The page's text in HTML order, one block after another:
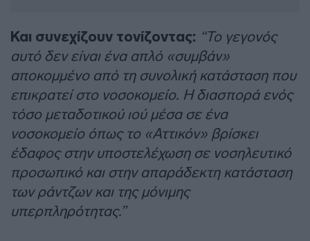
Και συνεχίζουν τονίζοντας: “Το γεγονός
αυτό δεν είναι ένα απλό «συμβάν»
αποκομμένο από τη συνολική κατάσταση που
επικρατεί στο νοσοκομείο. Η διασπορά ενός
τόσο μεταδοτικού ιού μέσα σε ένα
νοσοκομείο όπως το «Αττικόν» βρίσκει
έδαφος στην υποστελέχωση σε νοσηλευτικό
προσωπικό και στην απαράδεκτη κατάσταση
των ράντζων και της μόνιμης
υπερπληρότητας.”